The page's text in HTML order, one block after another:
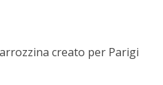
creato per Parigi